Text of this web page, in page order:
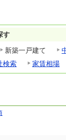
す
新築一戸建て
検索 家賃相場